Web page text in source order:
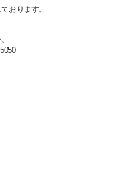
おります。